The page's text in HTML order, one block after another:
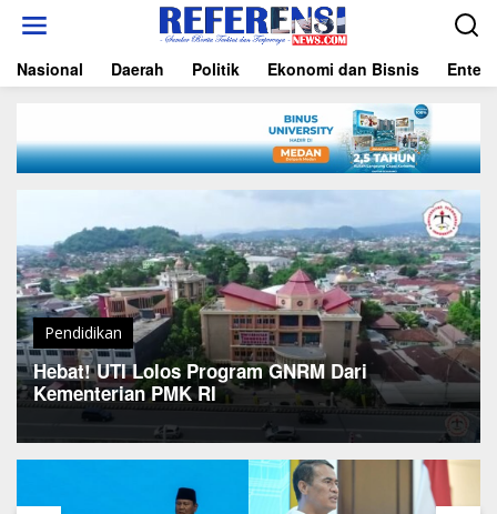
t
Nasional Daerah Politik Ekonomi dan Bisnis
Pendidikan
Hebat! UTI Lolos Program GNRM Dari
Kementerian PMK RI